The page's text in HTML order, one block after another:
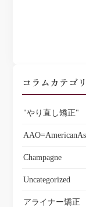
コラムカテゴリ
"やり直し矯正"
Champagne
Uncategorized
アライナー矯正